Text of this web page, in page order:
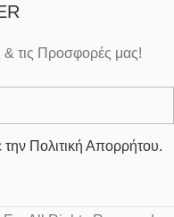
& τις Προσφορές μας!
Πολιτική Απορρήτου.